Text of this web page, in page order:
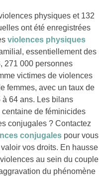
physiques et 132
ont été enregistrées
violences physiques
essentiellement des
271 000 personnes
victimes de violences
femmes, avec un taux de
64 ans. Les bilans
centaine de féminicides
conjugales ? Contactez
conjugales pour vous
vos droits. En hausse
au sein du couple
du phénomène